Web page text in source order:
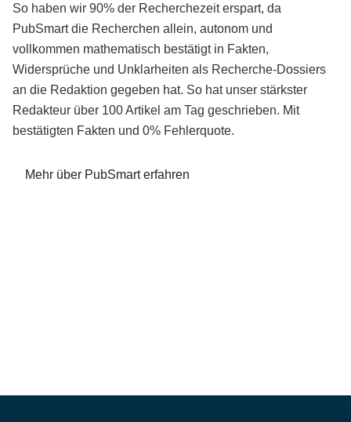
So haben wir 90% der Recherchezeit erspart, da
PubSmart die Recherchen allein, autonom und
vollkommen mathematisch bestätigt in Fakten,
Widersprüche und Unklarheiten als Recherche-Dossiers
an die Redaktion gegeben hat. So hat unser stärkster
Redakteur über 100 Artikel am Tag geschrieben. Mit
bestätigten Fakten und 0% Fehlerquote.
Mehr über PubSmart erfahren